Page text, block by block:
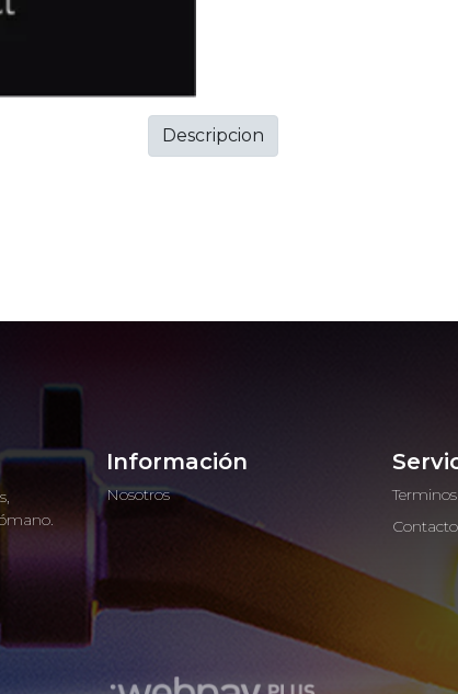
Descripcion
Información
Nosotros
Contacto